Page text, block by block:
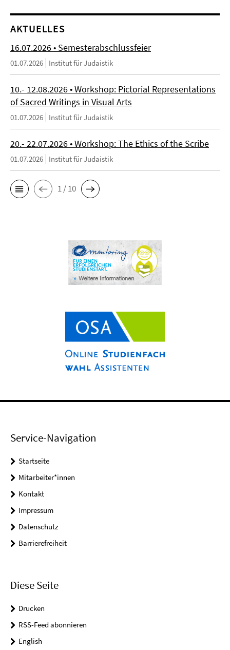
AKTUELLES
16.07.2026 • Semesterabschlussfeier
01.07.2026 Institut für Judaistik
10.- 12.08.2026 • Workshop: Pictorial Representations
of Sacred Writings in Visual Arts
01.07.2026 Institut für Judaistik
20.- 22.07.2026 • Workshop: The Ethics of the Scribe
01.07.2026 Institut für Judaistik
1 / 10
Service-Navigation
Startseite
Mitarbeiter*innen
Kontakt
Impressum
Datenschutz
Barrierefreiheit
Diese Seite
Drucken
RSS-Feed abonnieren
English